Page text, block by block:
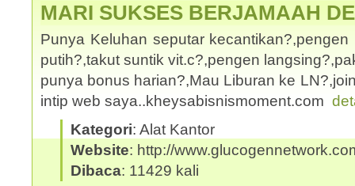
MARI SUKSES BERJAMAAH
Punya Keluhan seputar
putih?,takut suntik vit.c?,pengen
punya bonus harian?,Mau Liburan ke
intip web saya..kheysabisnismoment.com
Kategori: Alat Kantor
Website: http://
Dibaca: 11429 kali